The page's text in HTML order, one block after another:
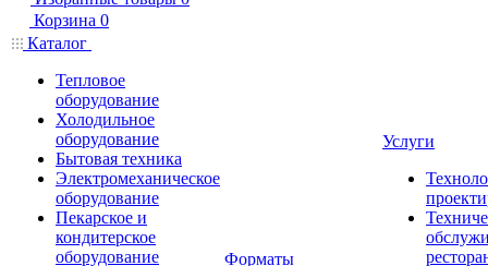
Корзина 0
Каталог
Тепловое
оборудование
Холодильное
оборудование
Бытовая техника
Электромеханическое
оборудование
Пекарское и
кондитерское
оборудование
Форматы
Услуги